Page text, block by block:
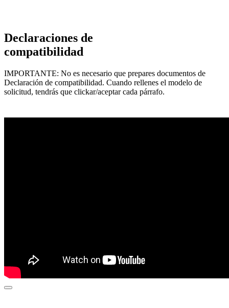
Declaraciones de
compatibilidad
IMPORTANTE: No es necesario que prepares documentos de
Declaración de compatibilidad. Cuando rellenes el modelo de
solicitud, tendrás que clickar/aceptar cada párrafo.